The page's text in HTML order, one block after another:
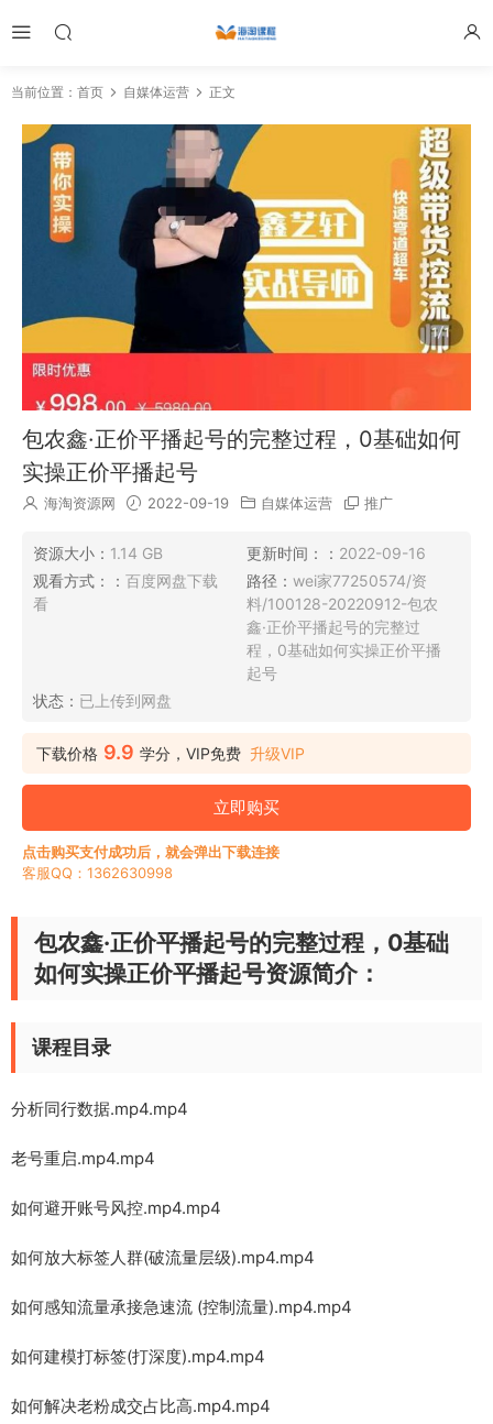
当前位置： 首页 自媒体运营 正文
包农鑫·正价平播起号的完整过程，0基础如何
实操正价平播起号
海淘资源网 2022-09-19 自媒体运营 推广
资源大小： 1.14 GB 更新时间：： 2022-09-16
观看方式：： 百度网盘下载
看
路径： wei家77250574/资
料/100128-20220912-包农
鑫·正价平播起号的完整过
程，0基础如何实操正价平播
起号
状态： 已上传到网盘
下载价格 9.9 学分，VIP免费 升级VIP
立即购买
点击购买支付成功后，就会弹出下载连接
客服QQ：1362630998
包农鑫·正价平播起号的完整过程，0基础
如何实操正价平播起号资源简介：
课程目录
分析同行数据.mp4.mp4
老号重启.mp4.mp4
如何避开账号风控.mp4.mp4
如何放大标签人群(破流量层级).mp4.mp4
如何感知流量承接急速流 (控制流量).mp4.mp4
如何建模打标签(打深度).mp4.mp4
如何解决老粉成交占比高.mp4.mp4